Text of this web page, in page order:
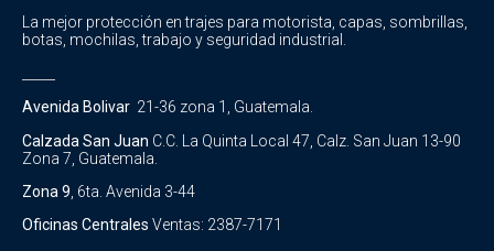
La mejor protección en trajes para motorista, capas, sombrillas,
botas, mochilas, trabajo y seguridad industrial.
Avenida Bolivar 21-36 zona 1, Guatemala.
Calzada San Juan C.C. La Quinta Local 47, Calz. San Juan 13-90
Zona 7, Guatemala.
Zona 9 , 6ta. Avenida 3-44
Oficinas Centrales Ventas: 2387-7171